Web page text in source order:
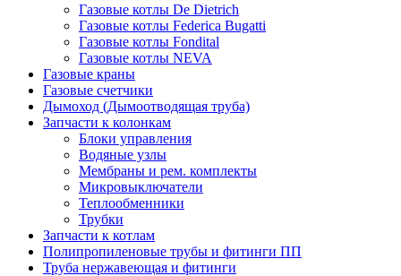
Газовые котлы De Dietrich
Газовые котлы Federica Bugatti
Газовые котлы Fondital
Газовые котлы NEVA
Газовые краны
Газовые счетчики
Дымоход (Дымоотводящая труба)
Запчасти к колонкам
Блоки управления
Водяные узлы
Мембраны и рем. комплекты
Микровыключатели
Теплообменники
Трубки
Запчасти к котлам
Полипропиленовые трубы и фитинги ПП
Труба нержавеющая и фитинги